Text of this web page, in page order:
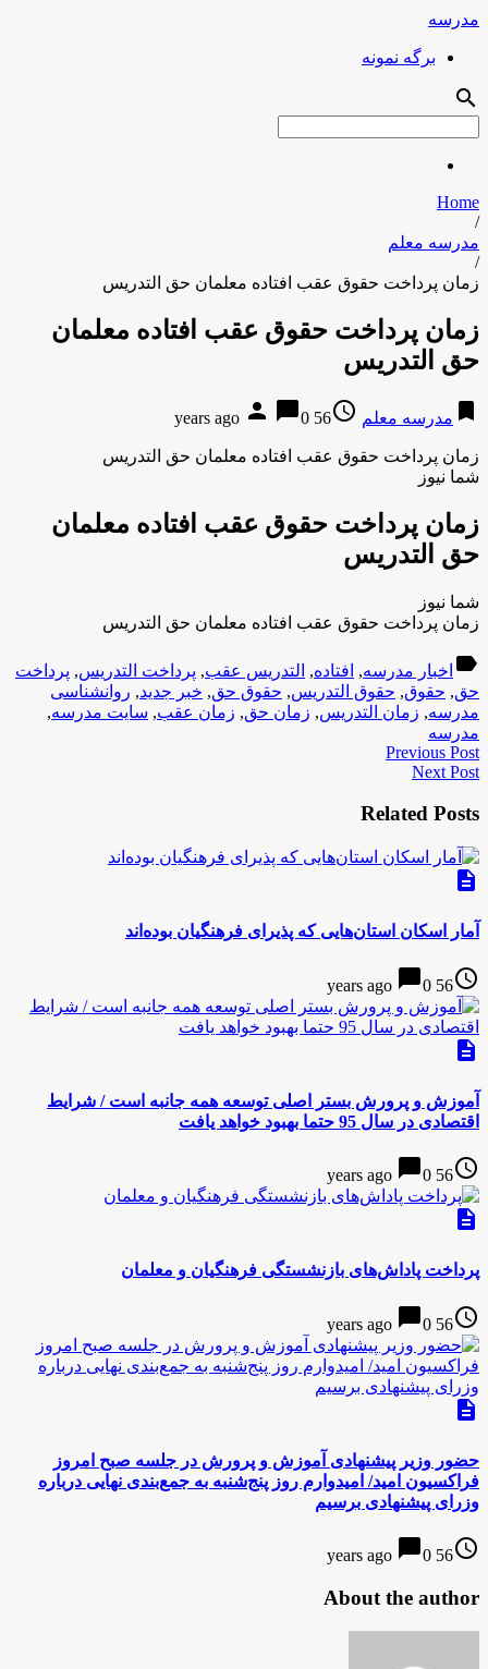
مدرسه
برگه نمونه
search
Home
/
مدرسه معلم
/
زمان پرداخت حقوق عقب افتاده معلمان حق التدریس
زمان پرداخت حقوق عقب افتاده معلمان
حق التدریس
bookmark مدرسه معلم access_time
56 years ago
person chat_bubble0
زمان پرداخت حقوق عقب افتاده معلمان حق التدریس
شما نیوز
زمان پرداخت حقوق عقب افتاده معلمان
حق التدریس
شما نیوز
زمان پرداخت حقوق عقب افتاده معلمان حق التدریس
label اخبار مدرسه, افتاده, التدریس عقب, پرداخت التدریس, پرداخت
حق, حقوق, حقوق التدریس, حقوق حق, خبر جدید, روانشناسی
مدرسه, زمان التدریس, زمان حق, زمان عقب, سایت مدرسه,
مدرسه
Previous Post
Next Post
Related Posts
description
آمار اسکان استان‌هایی که پذیرای فرهنگیان بوده‌اند
access_time
56 years ago
chat_bubble0
description
آموزش و پرورش بستر اصلی توسعه همه جانبه است / شرایط
اقتصادی در سال 95 حتما بهبود خواهد یافت
access_time
56 years ago
chat_bubble0
description
پرداخت پاداش‌های بازنشستگی فرهنگیان و معلمان
access_time
56 years ago
chat_bubble0
description
حضور وزیر پیشنهادی آموزش و پرورش در جلسه صبح امروز
فراکسیون امید/ امیدوارم روز پنج‌شنبه به جمع‌بندی نهایی درباره
وزرای پیشنهادی برسیم
access_time
56 years ago
chat_bubble0
About the author